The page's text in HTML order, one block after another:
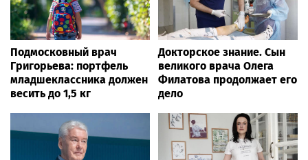
Подмосковный врач
Григорьева: портфель
младшеклассника должен
весить до 1,5 кг
Докторское знание. Сын
великого врача Олега
Филатова продолжает его
дело